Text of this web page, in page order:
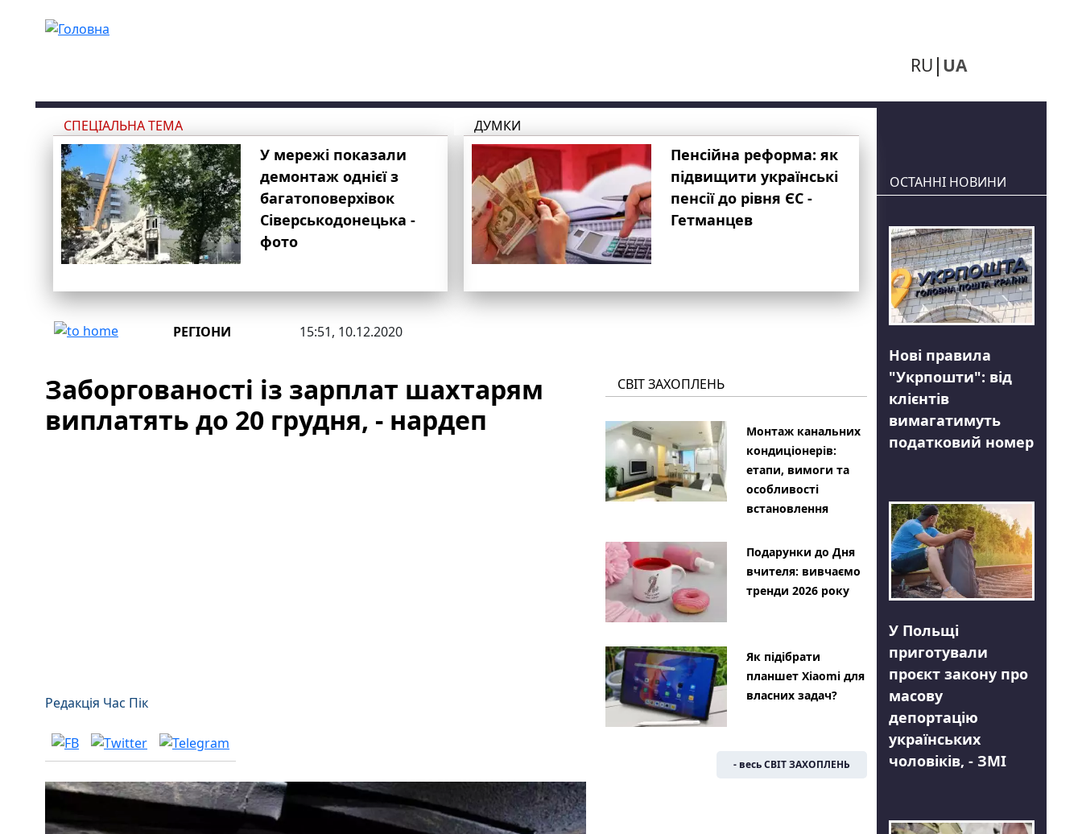
RU UA
СПЕЦІАЛЬНА ТЕМА
У мережі показали
демонтаж однієї з
багатоповерхівок
Сіверськодонецька -
фото
ДУМКИ
Пенсійна реформа: як
підвищити українські
пенсії до рівня ЄС -
Гетманцев
РЕГІОНИ 15:51, 10.12.2020
Заборгованості із зарплат шахтарям
виплатять до 20 грудня, - нардеп
Редакція Час Пік
СВІТ ЗАХОПЛЕНЬ
Монтаж канальних
кондиціонерів:
етапи, вимоги та
особливості
встановлення
Подарунки до Дня
вчителя: вивчаємо
тренди 2026 року
Як підібрати
планшет Xiaomi для
власних задач?
- весь СВІТ ЗАХОПЛЕНЬ
ОСТАННІ НОВИНИ
Нові правила
"Укрпошти": від
клієнтів
вимагатимуть
податковий номер
У Польщі
приготували
проєкт закону про
масову
депортацію
українських
чоловіків, - ЗМІ